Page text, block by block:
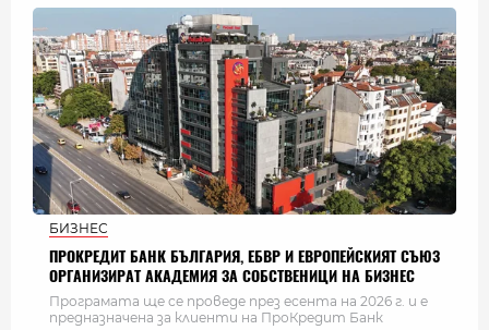
БИЗНЕС
ПРОКРЕДИТ БАНК БЪЛГАРИЯ, ЕБВР И ЕВРОПЕЙСКИЯТ СЪЮЗ
ОРГАНИЗИРАТ АКАДЕМИЯ ЗА СОБСТВЕНИЦИ НА БИЗНЕС
Програмата ще се проведе през есента на 2026 г. и е
предназначена за клиенти на ПроКредит Банк